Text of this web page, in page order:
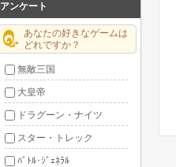
アンケート
あなたの好きなゲームは
どれですか？
無敵三国
大皇帝
ドラグーン・ナイツ
スター・トレック
ﾊﾞﾄﾙ･ｼﾞｪﾈﾗﾙ